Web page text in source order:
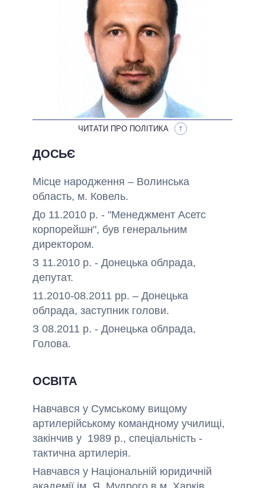
ОБІЦЯНКИ У ПРОЦЕСІ
ВСІ ОБІЦЯНКИ
АРХІВНІ ОБІЦЯНКИ
ЧИТАТИ ПРО ПОЛІТИКА
ДОСЬЄ
Місце народження – Волинська
область, м. Ковель.
До 11.2010 р. - "Менеджмент Асетс
корпорейшн", був генеральним
директором.
З 11.2010 р. - Донецька облрада,
депутат.
11.2010-08.2011 рр. – Донецька
облрада, заступник голови.
З 08.2011 р. - Донецька облрада,
Голова.
ОСВІТА
Навчався у Сумському вищому
артилерійському командному училищі,
закінчив у 1989 р., спеціальність -
тактична артилерія.
Навчався у Національній юридичній